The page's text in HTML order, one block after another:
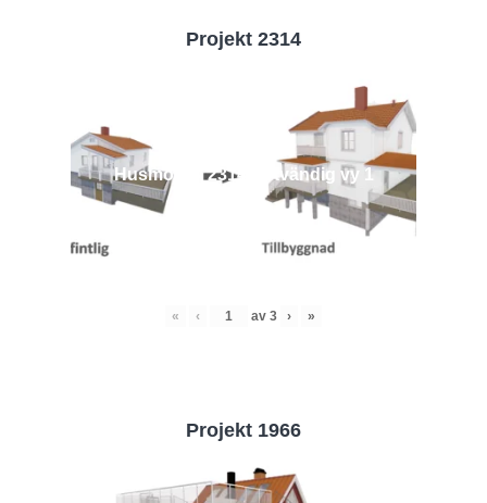
Projekt 2314
Husmodell 2314 - Utvändig vy 1
« ‹ av 3 › »
Projekt 1966